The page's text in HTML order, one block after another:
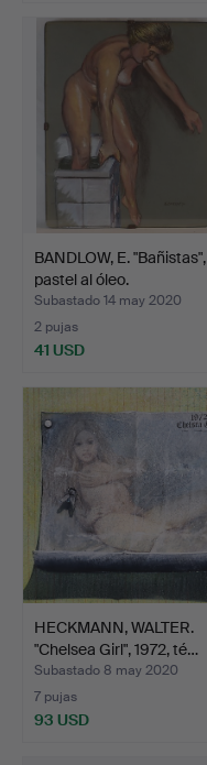
BANDLOW, E. "Bañistas",
pastel al óleo.
Subastado 14 may 2020
2 pujas
41 USD
HECKMANN, WALTER.
"Chelsea Girl", 1972, té…
Subastado 8 may 2020
7 pujas
93 USD